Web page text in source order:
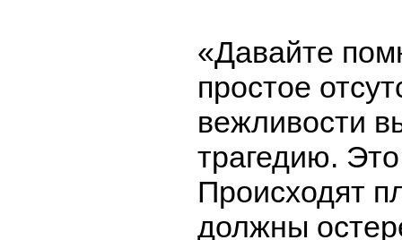
«Давайте
простое
вежливости
трагедию.
Происходят
должны